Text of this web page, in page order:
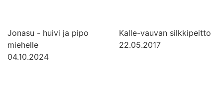
Jonasu - huivi ja pipo
miehelle
04.10.2024
Kalle-vauvan silkkipeitto
22.05.2017